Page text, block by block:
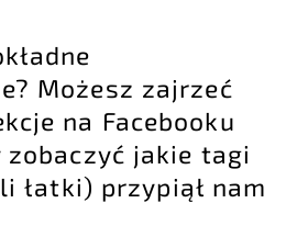
Możesz zajrzeć
na Facebooku
zobaczyć jakie tagi
łatki) przypiął nam